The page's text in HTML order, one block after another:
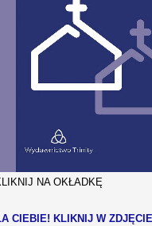
NA OKŁADKĘ
CIEBIE! KLIKNIJ W ZDJĘCIE